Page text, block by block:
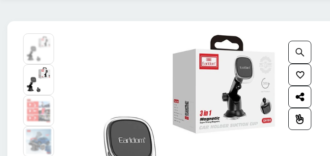
بزرگنمایی محصول
افزودن به علاقمندی ها
اشتراک گذاری محصول
افزودن به مقایسه